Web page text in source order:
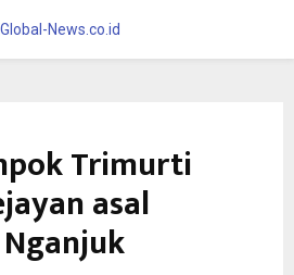
Trimurti
asal